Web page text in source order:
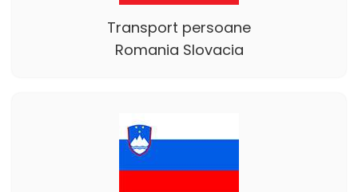
Transport persoane
Romania Slovacia